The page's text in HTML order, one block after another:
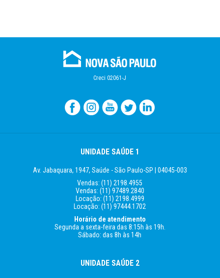
Creci 02061-J
UNIDADE SAÚDE 1
Av. Jabaquara, 1947, Saúde -São Paulo-SP | 04045-003
Vendas:(11) 2198.4955
Vendas: (11) 97489.2840
Locação: (11) 2198.4999
Locação:(11) 97444.1702
Horário de atendimento
Segunda a sexta-feira das 8:15h às 19h.
Sábado: das 8h às 14h
UNIDADE SAÚDE 2